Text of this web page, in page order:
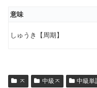
意味
しゅうき【周期】
ㅈ 中級ㅈ 中級単